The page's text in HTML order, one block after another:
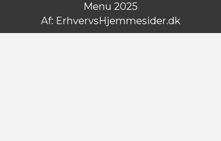
Menu 2025
Af: ErhvervsHjemmesider.dk